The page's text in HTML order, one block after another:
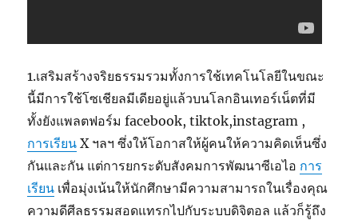
1.เสริมสร้างจริยธรรมรวมทั้งการใช้เทคโนโลยีในขณะ
นี้มีการใช้โซเชียลมีเดียอยู่แล้วบนโลกอินเทอร์เน็ตที่มี
ทั้งยังแพลตฟอร์ม facebook, tiktok,instagram ,
การเรียน X ฯลฯ ซึ่งให้โอกาสให้ผู้คนให้ความคิดเห็นซึ่ง
กันและกัน แต่การยกระดับสังคมการพัฒนาซีเอไอ การ
เรียน เพื่อมุ่งเน้นให้นักศึกษามีความสามารถในเรื่องคุณ
ความดีศีลธรรมสอดแทรกไปกับระบบดิจิตอล แล้วก็รู้ถึง